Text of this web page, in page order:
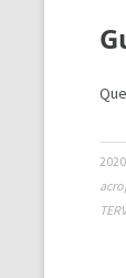
2020